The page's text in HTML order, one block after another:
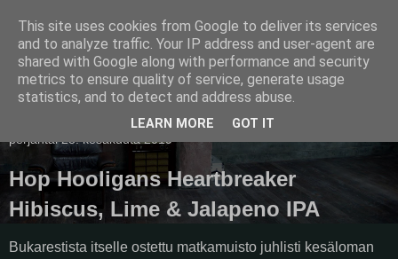
Pullollinen
perjantai 28. kesäkuuta 2019
Hop Hooligans Heartbreaker
Hibiscus, Lime & Jalapeno IPA
Bukarestista itselle ostettu matkamuisto juhlisti kesäloman
This site uses cookies from Google to deliver its services
and to analyze traffic. Your IP address and user-agent are
shared with Google along with performance and security
metrics to ensure quality of service, generate usage
statistics, and to detect and address abuse.
LEARN MORE GOT IT